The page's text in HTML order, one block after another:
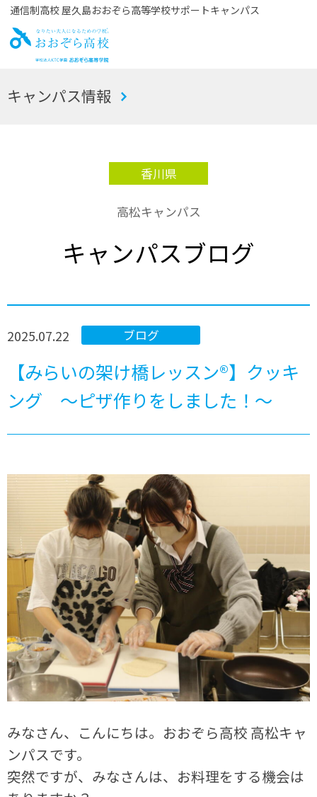
通信制高校 屋久島おおぞら高等学校サポートキャンパス
お
キャンパス情報
香川県
高松キャンパス
キャンパスブログ
ブログ
2025.07.22
【みらいの架け橋レッスン®】クッキ
ング ～ピザ作りをしました！～
みなさん、こんにちは。おおぞら高校 高松キャ
ンパスです。
突然ですが、みなさんは、お料理をする機会は